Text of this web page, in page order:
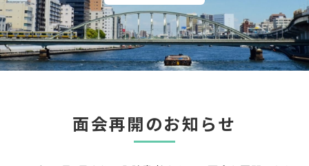
面会再開のお知らせ